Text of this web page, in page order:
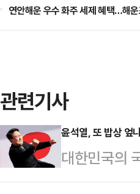
연안해운 우수 화주 세제 혜택…해
관련기사
윤석열, 또 밥상 엎
대한민국의
비상계엄 발